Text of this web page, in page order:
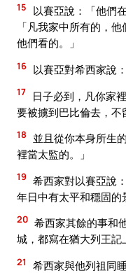
15
以賽亞說：「他們
「凡我家中所有的，
他們看的。」
16 以賽亞對希西家說
17
日子必到，凡你家
要被擄到巴比倫去，不
18
並且從你本身所生
裡當太監的。」
19 希西家對以賽亞說
年日中有太平和穩固的
20 希西家其餘的事和
城，都寫在猶大列王記
21 希西家與他列祖同